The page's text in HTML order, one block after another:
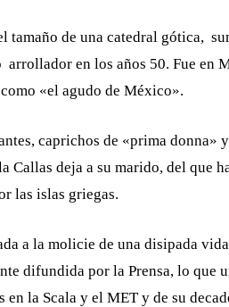
tamaño de una catedral gótica,
arrollador en los años 50. Fue en
«el agudo de México».
caprichos de «prima
Callas deja a su marido, del que
las islas griegas.
a la molicie de una disipada
difundida por la Prensa, lo que
en la Scala y el MET y de su